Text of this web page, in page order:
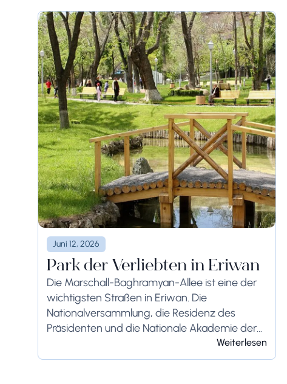
Juni 12, 2026
Park der Verliebten in Eriwan
Die Marschall-Baghramyan-Allee ist eine der
wichtigsten Straßen in Eriwan. Die
Nationalversammlung, die Residenz des
Präsidenten und die Nationale Akademie der
Wissenschaften der Republik Armenien sind
hier untergebracht. Neben all diesen
Weiterlesen